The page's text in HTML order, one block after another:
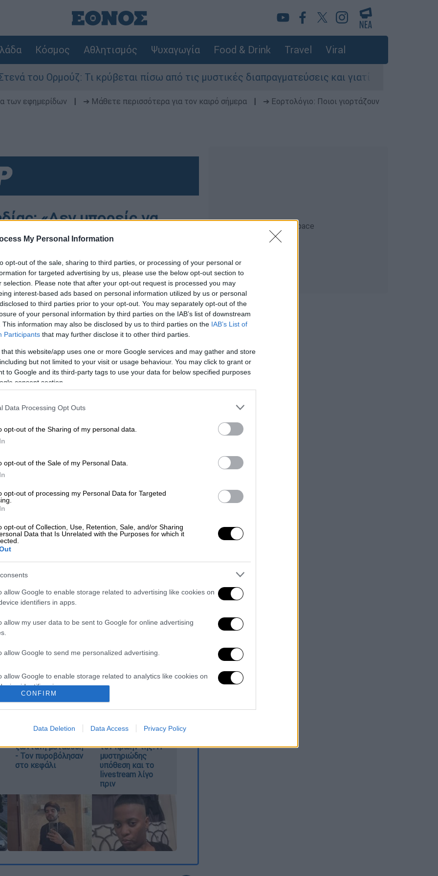
My Personal Information
opt-out of the sale, sharing to third parties, or processing of your personal or
for targeted advertising by us, please use the below opt-out section to
selection. Please note that after your opt-out request is processed you may
interest-based ads based on personal information utilized by us or personal
to third parties prior to your opt-out. You may separately opt-out of the
of your personal information by third parties on the IAB’s list of downstream
This information may also be disclosed by us to third parties on the IAB’s List of
Participants that may further disclose it to other third parties.
that this website/app uses one or more Google services and may gather and store
but not limited to your visit or usage behaviour. You may click to grant or
to Google and its third-party tags to use your data for below specified purposes
consent section.
Data Processing Opt Outs
opt-out of the Sharing of my personal data.
opt-out of the Sale of my Personal Data.
opt-out of processing my Personal Data for Targeted
opt-out of Collection, Use, Retention, Sale, and/or Sharing
Data that Is Unrelated with the Purposes for which it
allow Google to enable storage related to advertising like cookies on
identifiers in apps.
allow my user data to be sent to Google for online advertising
allow Google to send me personalized advertising.
allow Google to enable storage related to analytics like cookies on
identifiers in apps.
allow Google to enable storage related to security, including
functionality and fraud prevention, and other user protection.
CONFIRM
Data Deletion Data Access Privacy Policy
Κόσμος Αθλητισμός Ψυχαγωγία Food & Drink Travel Viral
Ορμούζ: Τι κρύβεται πίσω από τις μυστικές διαπραγματεύσεις και γιατί αντιδρούν οι ΗΠΑ
των εφημερίδων ➔ Μάθετε περισσότερα για τον καιρό σήμερα
➔ Εορτολόγιο: Ποιοι γιορτάζουν
«Δεν μπορείς να
παλιά στην Ελλάδα»
μίλησε σε σουηδική εφημερίδα και έριξε βόμβες
πλέον στο χώρο της διαιτησίας του ελληνικού
αποκτά μεγαλύτερη σημασία.
τηςΚΕΔπου έχει τη στιγμή στα χέρια
είναι βαρύνουσας σημασίας. Ο τρίτος
, ένας άνθρωπος που έχει παίξει (ως
του και
απασφάλισε...
Influencer
ζωντανή μετάδοση
- Τον πυροβόλησαν
στο κεφάλι
μέρες με τη νεκρή
τον πρώην της: Η
μυστηριώδης
υπόθεση και το
livestream λίγο
πριν